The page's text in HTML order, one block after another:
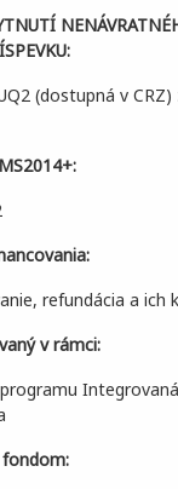
(dostupná v CRZ)
refundácia a ich
v rámci:
Integrovaná